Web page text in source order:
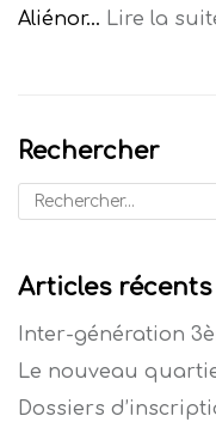
Aliénor… Lire la
Rechercher
Articles récents
Inter-génération
Le nouveau
Dossiers